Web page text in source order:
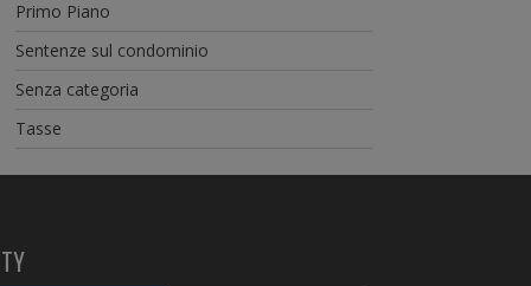
Primo Piano
Sentenze sul condominio
Senza categoria
Tasse